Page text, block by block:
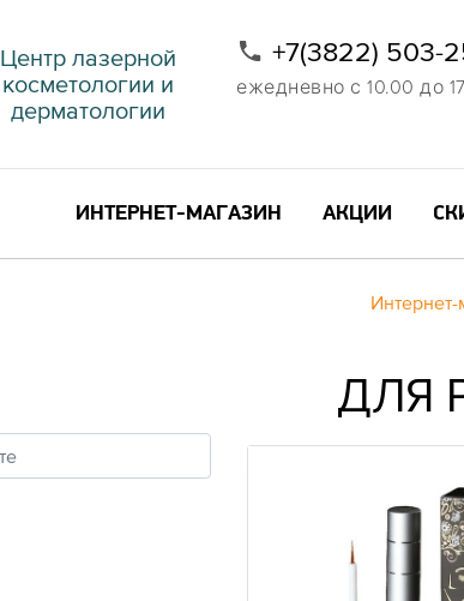
Центр лазерной
косметологии и
дерматологии
+7(3822) 503-
ежедневно с 10.00 до
ИНТЕРНЕТ-МАГАЗИН АКЦИИ
Интернет-
ДЛЯ